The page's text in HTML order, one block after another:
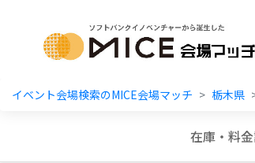
イベント会場検索のMICE会場マッチ 栃木県
在庫・料